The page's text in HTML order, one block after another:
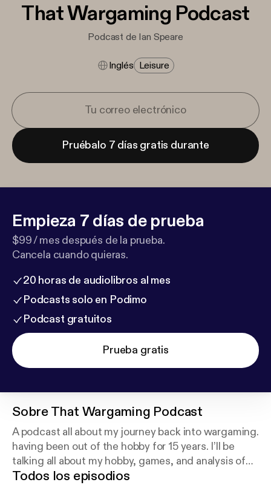
That Wargaming Podcast
Podcast de Ian Speare
Inglés Leisure
Pruébalo 7 días gratis durante
Empieza 7 días de prueba
$99 / mes después de la prueba.
Cancela cuando quieras.
20 horas de audiolibros al mes
Podcasts solo en Podimo
Podcast gratuitos
Prueba gratis
SobreThat Wargaming Podcast
A podcast all about my journey back into wargaming.
having been out of the hobby for 15 years. I’ll be
talking all about my hobby, games, and analysis of
the meta of all things wargames.
Todos los episodios